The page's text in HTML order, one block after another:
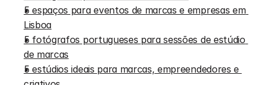
5 espaços para eventos de marcas e empresas em
Lisboa
5 fotógrafos portugueses para sessões de estúdio
de marcas
5 estúdios ideais para marcas, empreendedores e